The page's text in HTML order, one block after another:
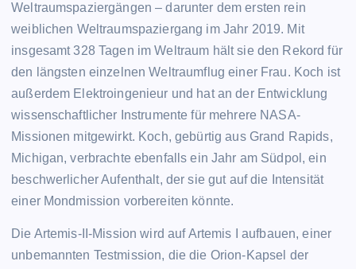
Weltraumspaziergängen – darunter dem ersten rein
weiblichen Weltraumspaziergang im Jahr 2019. Mit
insgesamt 328 Tagen im Weltraum hält sie den Rekord für
den längsten einzelnen Weltraumflug einer Frau. Koch ist
außerdem Elektroingenieur und hat an der Entwicklung
wissenschaftlicher Instrumente für mehrere NASA-
Missionen mitgewirkt. Koch, gebürtig aus Grand Rapids,
Michigan, verbrachte ebenfalls ein Jahr am Südpol, ein
beschwerlicher Aufenthalt, der sie gut auf die Intensität
einer Mondmission vorbereiten könnte.
Die Artemis-II-Mission wird auf Artemis I aufbauen, einer
unbemannten Testmission, die die Orion-Kapsel der